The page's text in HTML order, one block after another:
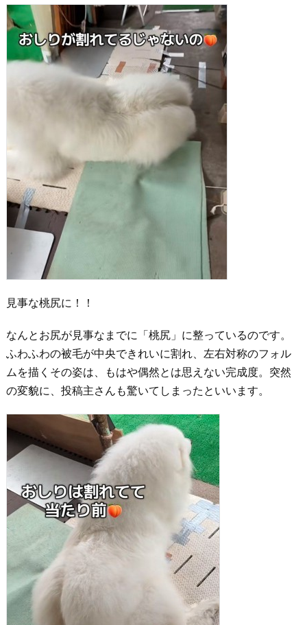
見事な桃尻に！！
なんとお尻が見事なまでに「桃尻」に整っているのです。
ふわふわの被毛が中央できれいに割れ、左右対称のフォル
ムを描くその姿は、もはや偶然とは思えない完成度。突然
の変貌に、投稿主さんも驚いてしまったといいます。